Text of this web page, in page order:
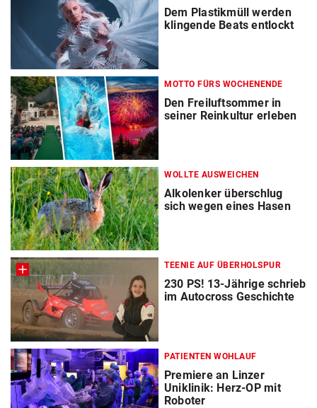
Dem Plastikmüll werden
klingende Beats entlockt
MOTTO FÜRS WOCHENENDE
Den Freiluftsommer in
seiner Reinkultur erleben
WOLLTE AUSWEICHEN
Alkolenker überschlug
sich wegen eines Hasen
TEENIE AUF ÜBERHOLSPUR
230 PS! 13-Jährige schrieb
im Autocross Geschichte
PATIENTEN WOHLAUF
Premiere an Linzer
Uniklinik: Herz-OP mit
Roboter